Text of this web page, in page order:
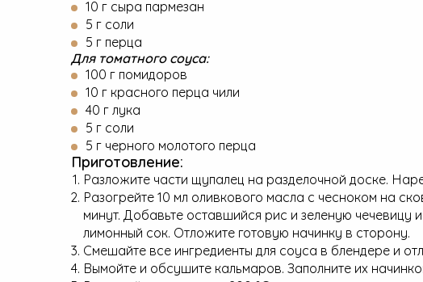
10 г сыра пармезан
5 г соли
5 г перца
Для томатного соуса:
100 г помидоров
10 г красного перца чили
40 г лука
5 г соли
5 г черного молотого перца
Приготовление:
Разложите части щупалец на разделочной доске.
Разогрейте 10 мл оливкового масла с чесноком на
минут. Добавьте оставшийся рис и зеленую чечевицу
лимонный сок. Отложите готовую начинку в сторону.
Смешайте все ингредиенты для соуса в блендере и
Вымойте и обсушите кальмаров. Заполните их